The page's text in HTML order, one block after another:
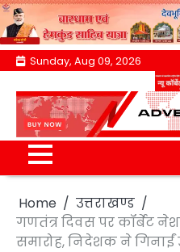
Skip
content
Sunday, Aug 09, 2026
Home
उत्तराखण्ड
गणतंत्र दिवस पर कॉर्बेट
समारोह, निदेशक ने गिनाईं